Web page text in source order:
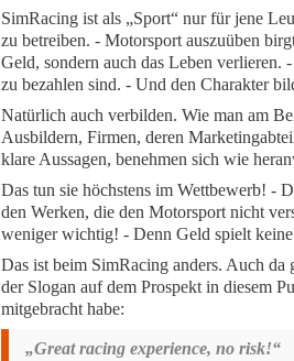
SimRacing ist als „Sport“ nur für jene
zu betreiben. - Motorsport auszuüben
Geld, sondern auch das Leben
zu bezahlen sind. - Und den Charakter
Natürlich auch verbilden. Wie man am
Ausbildern, Firmen, deren
klare Aussagen, benehmen sich wie
Das tun sie höchstens im Wettbewerb! -
den Werken, die den Motorsport nicht
weniger wichtig! - Denn Geld spielt
Das ist beim SimRacing anders. Auch da
der Slogan auf dem Prospekt in diesem
mitgebracht habe:
„Great racing experience, no risk!“